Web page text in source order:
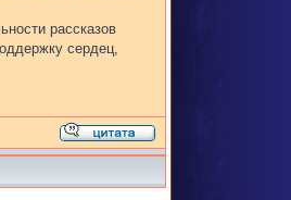
рассказов
сердец,